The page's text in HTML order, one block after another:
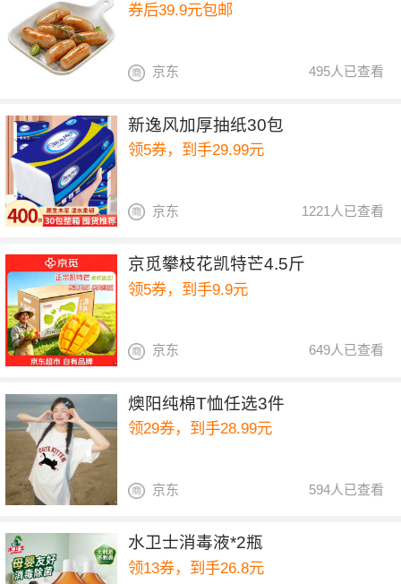
券后39.9元包邮
495人已查看
京东
新逸风加厚抽纸30包
领5券，到手29.99元
1221人已查看
京东
京觅攀枝花凯特芒4.5斤
领5券，到手9.9元
649人已查看
京东
燠阳纯棉T恤任选3件
领29券，到手28.99元
594人已查看
京东
水卫士消毒液*2瓶
领13券，到手26.8元